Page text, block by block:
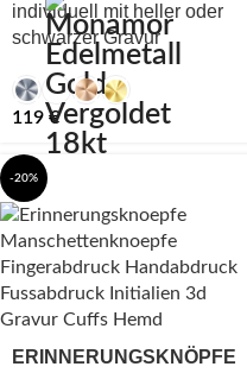
individuell mit heller oder
schwarzer Gravur
119 €
-20%
ERINNERUNGSKNÖPFE